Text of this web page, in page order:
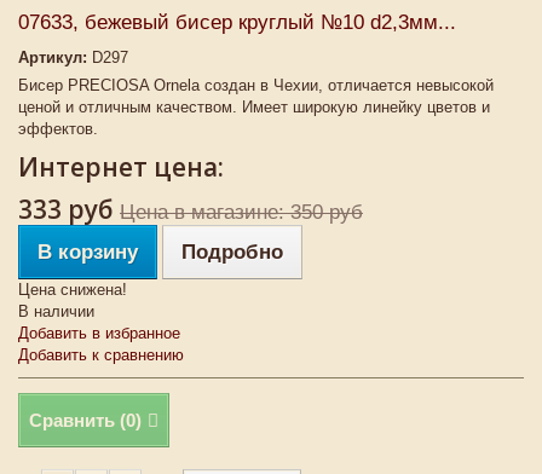
07633, бежевый бисер круглый №10 d2,3мм...
Артикул: D297
Бисер PRECIOSA Ornela создан в Чехии, отличается невысокой
ценой и отличным качеством. Имеет широкую линейку цветов и
эффектов.
Интернет цена:
333 руб Цена в магазине: 350 руб
В корзину
Подробно
Цена снижена!
В наличии
Добавить в избранное
Добавить к сравнению
Сравнить (0)